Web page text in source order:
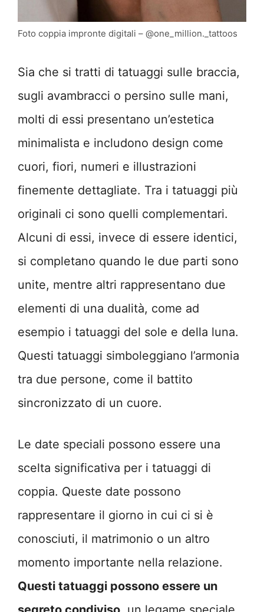
Foto coppia impronte digitali – @one_million._tattoos
Sia che si tratti di tatuaggi sulle braccia,
sugli avambracci o persino sulle mani,
molti di essi presentano un’estetica
minimalista e includono design come
cuori, fiori, numeri e illustrazioni
finemente dettagliate. Tra i tatuaggi più
originali ci sono quelli complementari.
Alcuni di essi, invece di essere identici,
si completano quando le due parti sono
unite, mentre altri rappresentano due
elementi di una dualità, come ad
esempio i tatuaggi del sole e della luna.
Questi tatuaggi simboleggiano l’armonia
tra due persone, come il battito
sincronizzato di un cuore.
Le date speciali possono essere una
scelta significativa per i tatuaggi di
coppia. Queste date possono
rappresentare il giorno in cui ci si è
conosciuti, il matrimonio o un altro
momento importante nella relazione.
Questi tatuaggi possono essere un